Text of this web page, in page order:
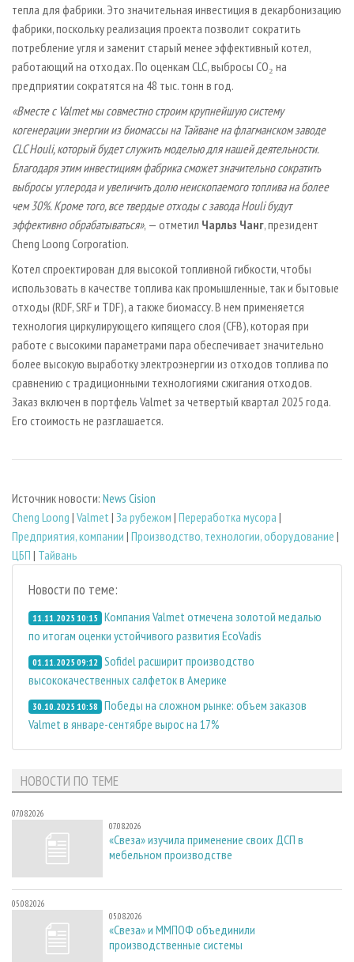
ИНСТРУМЕНТ И МАТЕРИАЛЫ
БИБЛИОТЕКА СПЕЦИАЛИСТА
тепла для фабрики. Это значительная инвестиция в декарбонизацию
фабрики, поскольку реализация проекта позволит сократить
потребление угля и заменит старый менее эффективный котел,
работающий на отходах. По оценкам CLC, выбросы CO₂ на
предприятии сократятся на 48 тыс. тонн в год.
«Вместе с Valmet мы совместно строим крупнейшую систему
когенерации энергии из биомассы на Тайване на флагманском заводе
CLC Houli, который будет служить моделью для нашей деятельности.
Благодаря этим инвестициям фабрика сможет значительно сократить
выбросы углерода и увеличить долю неископаемого топлива на более
чем 30%. Кроме того, все твердые отходы с завода Houli будут
эффективно обрабатываться», — отметил Чарльз Чанг, президент
Cheng Loong Corporation.
Котел спроектирован для высокой топливной гибкости, чтобы
использовать в качестве топлива как промышленные, так и бытовые
отходы (RDF, SRF и TDF), а также биомассу. В нем применяется
технология циркулирующего кипящего слоя (CFB), которая при
работе с высокими параметрами пара обеспечивает значительно
более высокую выработку электроэнергии из отходов топлива по
сравнению с традиционными технологиями сжигания отходов.
Заказ включен в портфель Valmet за четвертый квартал 2025 года.
Его стоимость не разглашается.
Источник новости: News Cision
Cheng Loong | Valmet | За рубежом | Переработка мусора |
Предприятия, компании | Производство, технологии, оборудование |
ЦБП | Тайвань
Новости по теме:
11.11.2025 10:15 Компания Valmet отмечена золотой медалью
по итогам оценки устойчивого развития EcoVadis
01.11.2025 09:12 Sofidel расширит производство
высококачественных салфеток в Америке
30.10.2025 10:58 Победы на сложном рынке: объем заказов
Valmet в январе-сентябре вырос на 17%
НОВОСТИ ПО ТЕМЕ
07.08.2026
07.08.2026
«Свеза» изучила применение своих ДСП в
мебельном производстве
05.08.2026
05.08.2026
«Свеза» и ММПОФ объединили
производственные системы